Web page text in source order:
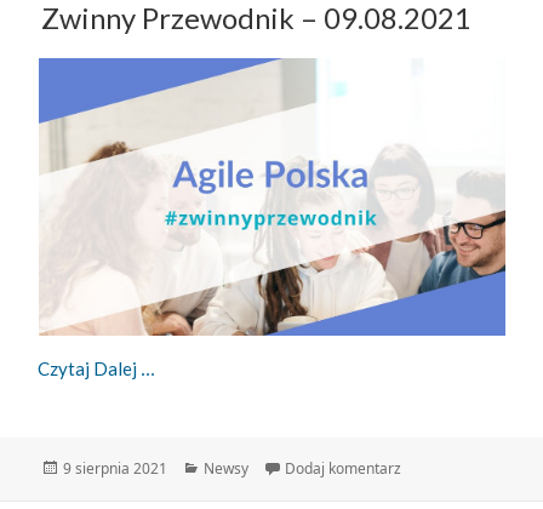
Zwinny Przewodnik – 09.08.2021
Czytaj Dalej
Data
9 sierpnia 2021 Kategorie
Newsy Dodaj komentarz